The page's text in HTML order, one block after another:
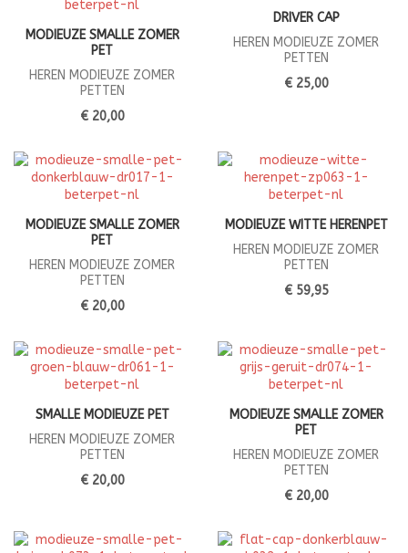
MODIEUZE SMALLE ZOMER
PET
HEREN MODIEUZE ZOMER
PETTEN
€ 20,00
DRIVER CAP
HEREN MODIEUZE ZOMER
PETTEN
€ 25,00
MODIEUZE SMALLE ZOMER
PET
HEREN MODIEUZE ZOMER
PETTEN
€ 20,00
MODIEUZE WITTE HERENPET
HEREN MODIEUZE ZOMER
PETTEN
€ 59,95
SMALLE MODIEUZE PET
HEREN MODIEUZE ZOMER
PETTEN
€ 20,00
MODIEUZE SMALLE ZOMER
PET
HEREN MODIEUZE ZOMER
PETTEN
€ 20,00